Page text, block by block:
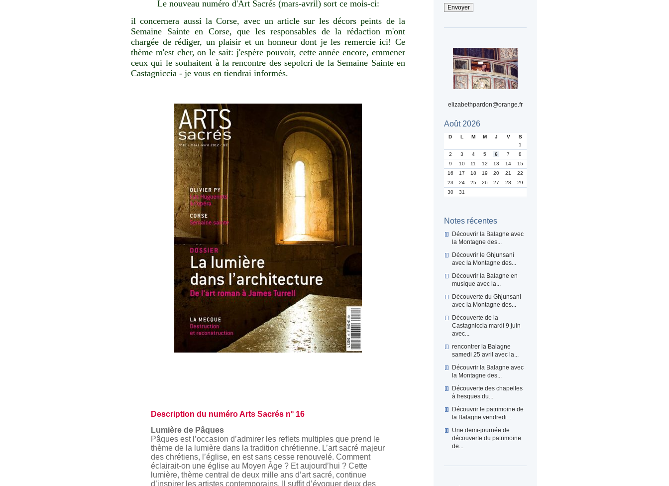
elizabethpardon@orange.fr
Août 2026
D L M M J V
S
1
2
3 4 5 6 7
8
9
10 11 12 13 14
15
16
17 18 19 20 21
22
23
24 25 26 27 28
29
30
31
Notes récentes
Découvrir la Balagne avec
la Montagne des...
Découvrir le Ghjunsani
avec la Montagne des...
Découvrir la Balagne en
musique avec la...
Découverte du Ghjunsani
avec la Montagne des...
Découverte de la
Castagniccia mardi 9 juin
avec...
rencontrer la Balagne
samedi 25 avril avec la...
Découvrir la Balagne avec
la Montagne des...
Découverte des chapelles
à fresques du...
Découvrir le patrimoine de
la Balagne vendredi...
Une demi-journée de
découverte du patrimoine
de...
Le nouveau numéro d'Art Sacrés (mars-avril) sort ce mois-ci:
il concernera aussi la Corse, avec un article sur les décors peints de la
Semaine Sainte en Corse, que les responsables de la rédaction m'ont
chargée de rédiger, un plaisir et un honneur dont je les remercie ici! Ce
thème m'est cher, on le sait: j'espère pouvoir, cette année encore, emmener
ceux qui le souhaitent à la rencontre des sepolcri de la Semaine Sainte en
Castagniccia - je vous en tiendrai informés.
Description du numéro Arts Sacrés n° 16
Lumière de Pâques
Pâques est l’occasion d’admirer les reflets multiples que prend le
thème de la lumière dans la tradition chrétienne. L’art sacré majeur
des chrétiens, l’église, en est sans cesse renouvelé. Comment
éclairait-on une église au Moyen Âge ? Et aujourd’hui ? Cette
lumière, thème central de deux mille ans d’art sacré, continue
d’inspirer les artistes contemporains. Il suffit d’évoquer deux des